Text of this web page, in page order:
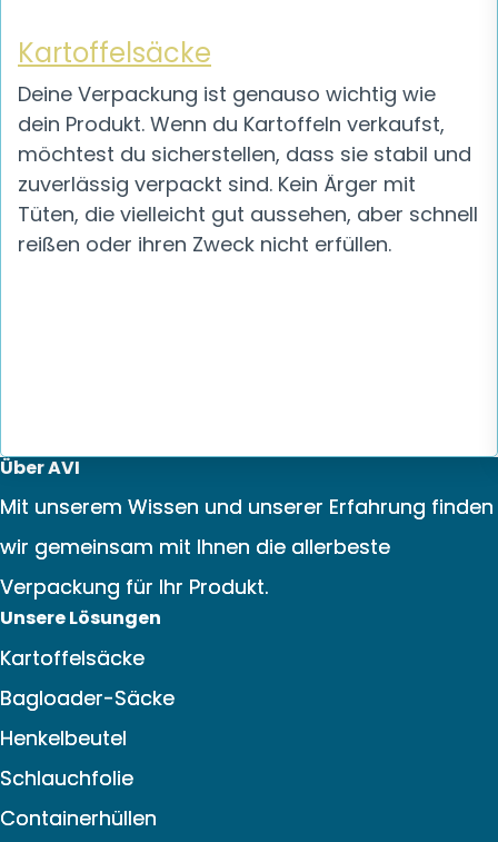
Kartoffelsäcke
Deine Verpackung ist genauso wichtig wie
dein Produkt. Wenn du Kartoffeln verkaufst,
möchtest du sicherstellen, dass sie stabil und
zuverlässig verpackt sind. Kein Ärger mit
Tüten, die vielleicht gut aussehen, aber schnell
reißen oder ihren Zweck nicht erfüllen.
Über AVI
Mit unserem Wissen und unserer Erfahrung finden
wir gemeinsam mit Ihnen die allerbeste
Verpackung für Ihr Produkt.
Unsere Lösungen
Kartoffelsäcke
Bagloader-Säcke
Henkelbeutel
Schlauchfolie
Containerhüllen